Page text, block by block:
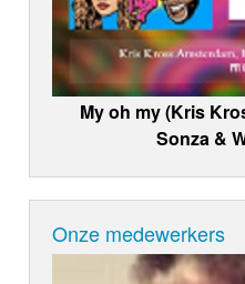
My oh my (Kris
Sonza &
Onze medewerkers